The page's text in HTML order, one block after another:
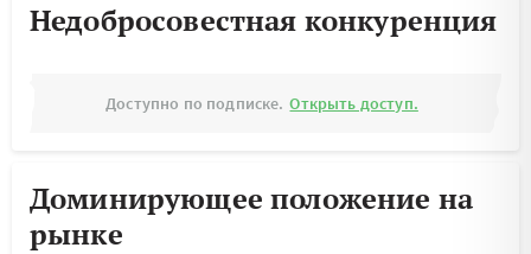
Недобросовестная конкуренция
Доступно по подписке. Открыть доступ.
Доминирующее положение на
рынке